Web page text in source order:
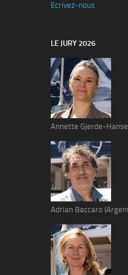
Ecrivez-nous
LE JURY 2026
Annette Gjerde-
Adrian Baccaro